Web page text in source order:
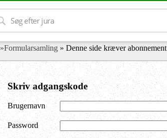
»Formularsamling » Denne side kræver abonnement
Skriv adgangskode
Brugernavn
Password